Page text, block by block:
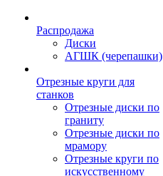
Распродажа
Диски
АГШК (черепашки)
Отрезные круги для
станков
Отрезные диски по
граниту
Отрезные диски по
мрамору
Отрезные круги по
искусственному